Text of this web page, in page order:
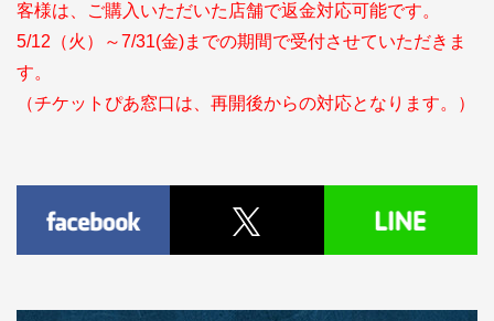
客様は、ご購入いただいた店舗で返金対応可能です。
5/12（火）～7/31(金)までの期間で受付させていただきま
す。
（チケットぴあ窓口は、再開後からの対応となります。）